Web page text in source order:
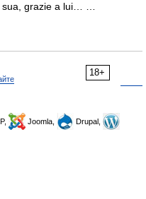
sua, grazie a lui… …
18+
Joomla,
Drupal,